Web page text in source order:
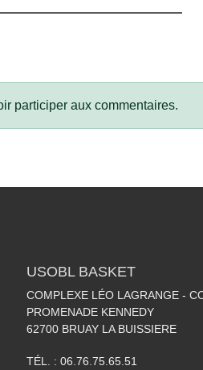
participer aux commentaires.
USOBL BASKET
COMPLEXE LÉO LAGRANGE -
PROMENADE KENNEDY
62700 BRUAY LA BUISSIERE
TÉL. : 06.76.75.65.51